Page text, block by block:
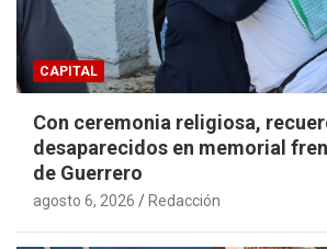
CAPITAL
Con ceremonia religiosa,
desaparecidos en memorial
de Guerrero
agosto 6, 2026 Redacción